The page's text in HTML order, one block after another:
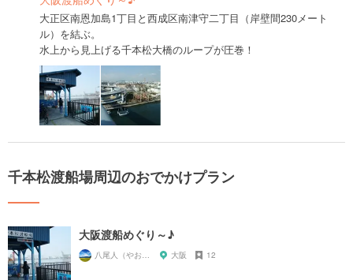
大正区南恩加島1丁目と西成区南津守二丁目（岸壁間230メート
ル）を結ぶ。
水上から見上げる千本松大橋のループが圧巻！
千本松渡船場周辺のおでかけプラン
大阪渡船めぐり～♪
八尾人（やおんちゅ） 大阪 12